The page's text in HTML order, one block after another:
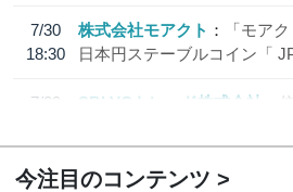
7/30
18:30
株式会社モアクト
「モア
日本円ステーブルコイン「
7/29
SBI VCトレード株式会社
今注目のコンテンツ